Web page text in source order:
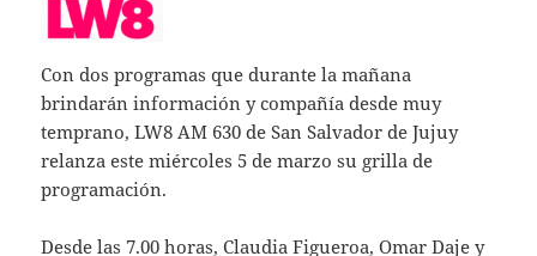
Con dos programas que durante la mañana
brindarán información y compañía desde muy
temprano, LW8 AM 630 de San Salvador de Jujuy
relanza este miércoles 5 de marzo su grilla de
programación.
Desde las 7.00 horas, Claudia Figueroa, Omar Daje y